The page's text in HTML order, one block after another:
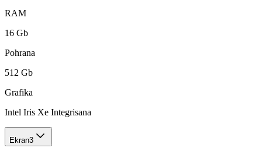
RAM
16 Gb
Pohrana
512 Gb
Grafika
Intel Iris Xe Integrisana
Ekran3